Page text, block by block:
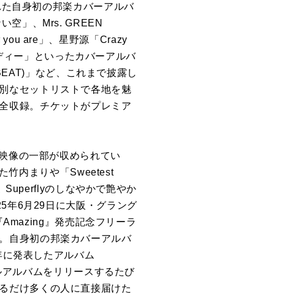
自身初の邦楽カバーアルバ
空」、Mrs. GREEN
are」、星野源「Crazy
ー」といったカバーアルバ
」など、これまで披露し
なセットリストで各地を魅
収録。チケットがプレミア
像の一部が収められてい
竹内まりや「Sweetest
Superflyのしなやかで艶やか
年6月29日に大阪・グラング
』発売記念フリーラ
自身初の邦楽カバーアルバ
発表したアルバム
ルバムをリリースするたび
だけ多くの人に直接届けた